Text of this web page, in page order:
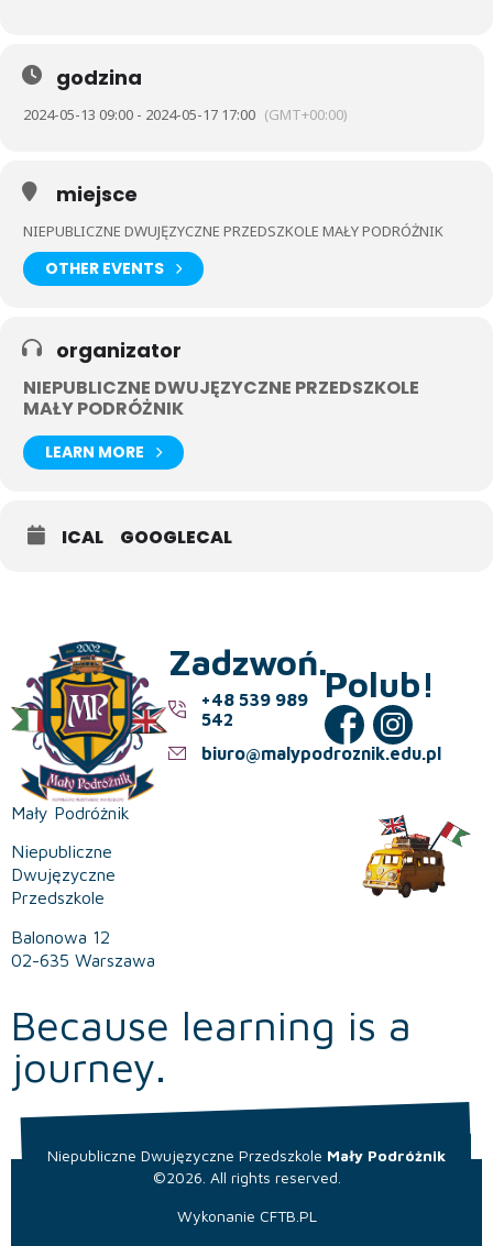
godzina
2024-05-13 09:00 - 2024-05-17 17:00 (GMT+00:00)
miejsce
NIEPUBLICZNE DWUJĘZYCZNE PRZEDSZKOLE MAŁY PODRÓŻNIK
OTHER EVENTS
organizator
NIEPUBLICZNE DWUJĘZYCZNE PRZEDSZKOLE
MAŁY PODRÓŻNIK
LEARN MORE
ICAL GOOGLECAL
Mały Podróżnik
Niepubliczne
Dwujęzyczne
Przedszkole
Balonowa 12
02-635 Warszawa
Zadzwoń.
+48 539 989
542
biuro@malypodroznik.edu.pl
Polub!
Because learning is a
journey.
Niepubliczne Dwujęzyczne Przedszkole Mały Podróżnik
©2026. All rights reserved.
Wykonanie CFTB.PL